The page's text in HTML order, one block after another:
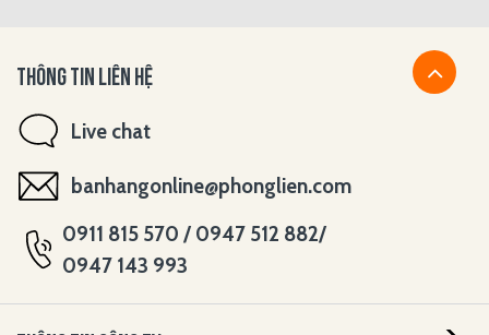
THÔNG TIN LIÊN HỆ
Live chat
banhangonline@phonglien.com
0911 815 570 / 0947 512 882/
0947 143 993